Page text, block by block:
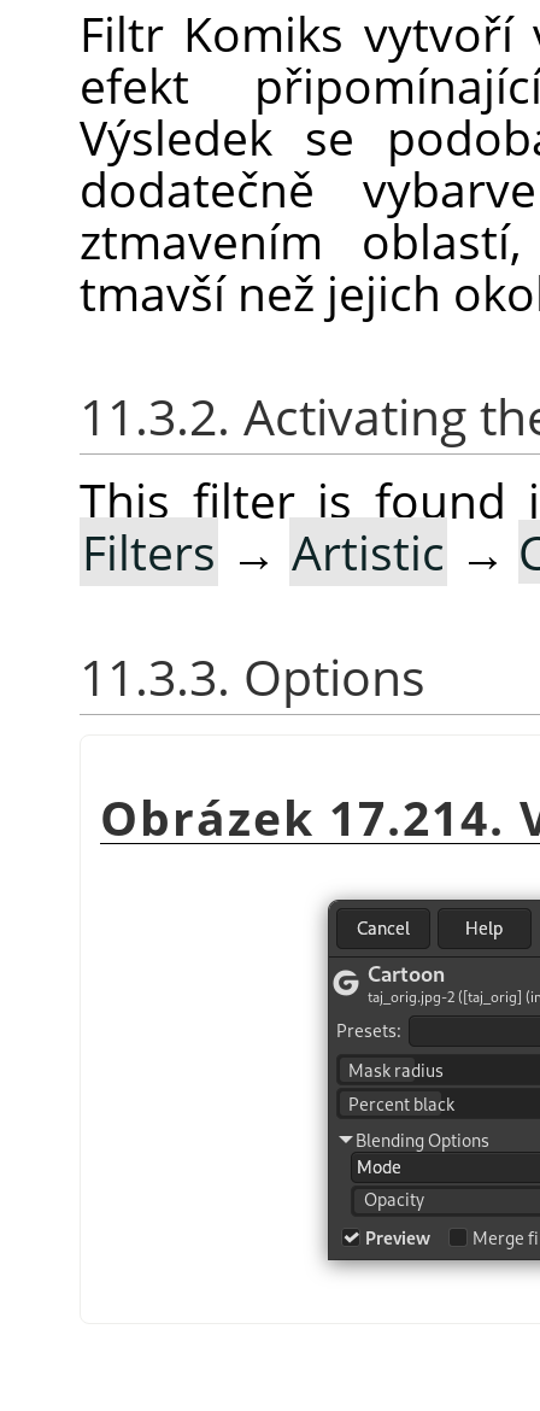
Filtr Komiks
efekt
Výsledek se
dodatečně
ztmavením
tmavší než jejich
11.3.2. Activating
This filter is found
Filters → Artistic →
11.3.3. Options
Obrázek